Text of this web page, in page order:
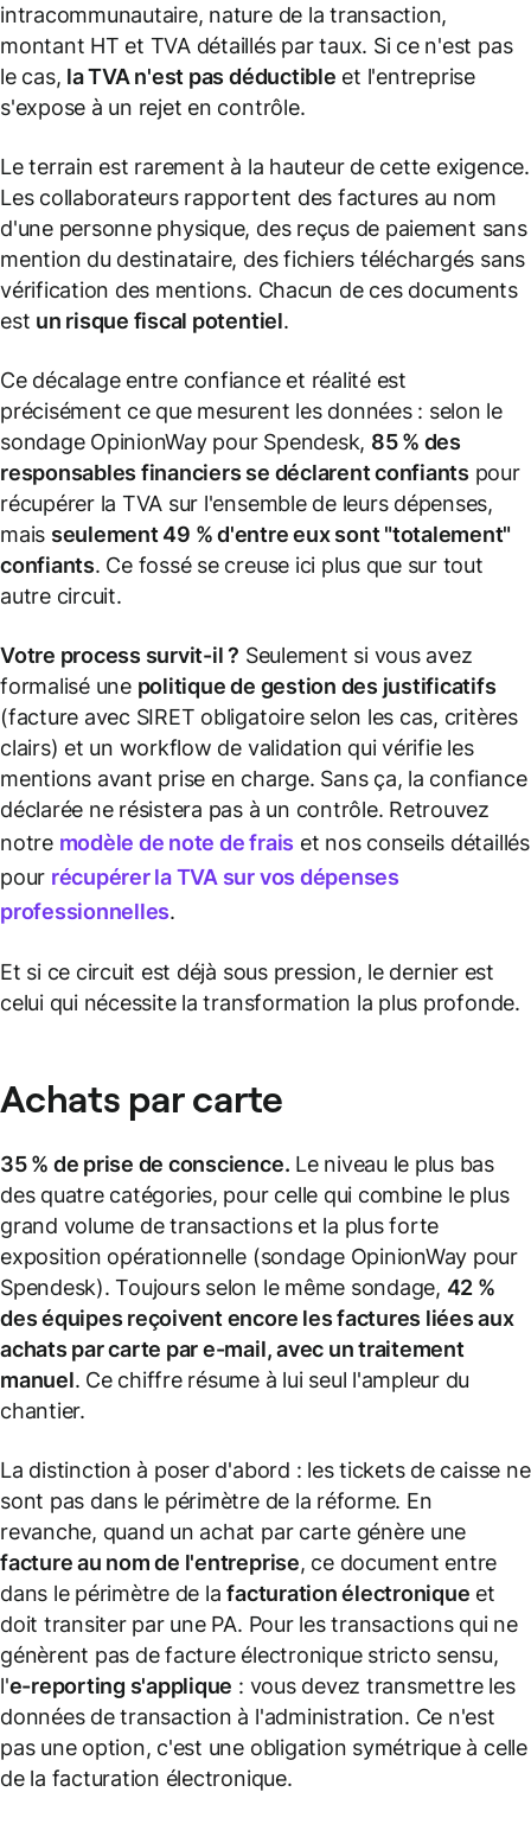
intracommunautaire, nature de la transaction,
montant HT et TVA détaillés par taux. Si ce n'est pas
le cas, la TVA n'est pas déductible et l'entreprise
s'expose à un rejet en contrôle.
Le terrain est rarement à la hauteur de cette exigence.
Les collaborateurs rapportent des factures au nom
d'une personne physique, des reçus de paiement sans
mention du destinataire, des fichiers téléchargés sans
vérification des mentions. Chacun de ces documents
est un risque fiscal potentiel.
Ce décalage entre confiance et réalité est
précisément ce que mesurent les données : selon le
sondage OpinionWay pour Spendesk, 85 % des
responsables financiers se déclarent confiants pour
récupérer la TVA sur l'ensemble de leurs dépenses,
mais seulement 49 % d'entre eux sont "totalement"
confiants. Ce fossé se creuse ici plus que sur tout
autre circuit.
Votre process survit-il ? Seulement si vous avez
formalisé une politique de gestion des justificatifs
(facture avec SIRET obligatoire selon les cas, critères
clairs) et un workflow de validation qui vérifie les
mentions avant prise en charge. Sans ça, la confiance
déclarée ne résistera pas à un contrôle. Retrouvez
notre modèle de note de frais et nos conseils détaillés
pour récupérer la TVA sur vos dépenses
professionnelles.
Et si ce circuit est déjà sous pression, le dernier est
celui qui nécessite la transformation la plus profonde.
Achats par carte
35 % de prise de conscience. Le niveau le plus bas
des quatre catégories, pour celle qui combine le plus
grand volume de transactions et la plus forte
exposition opérationnelle (sondage OpinionWay pour
Spendesk). Toujours selon le même sondage, 42 %
des équipes reçoivent encore les factures liées aux
achats par carte par e-mail, avec un traitement
manuel. Ce chiffre résume à lui seul l'ampleur du
chantier.
La distinction à poser d'abord : les tickets de caisse ne
sont pas dans le périmètre de la réforme. En
revanche, quand un achat par carte génère une
facture au nom de l'entreprise, ce document entre
dans le périmètre de lafacturation électronique et
doit transiter par une PA. Pour les transactions qui ne
génèrent pas de facture électronique stricto sensu,
l'e-reporting s'applique : vous devez transmettre les
données de transaction à l'administration. Ce n'est
pas une option, c'est une obligation symétrique à celle
de la facturation électronique.